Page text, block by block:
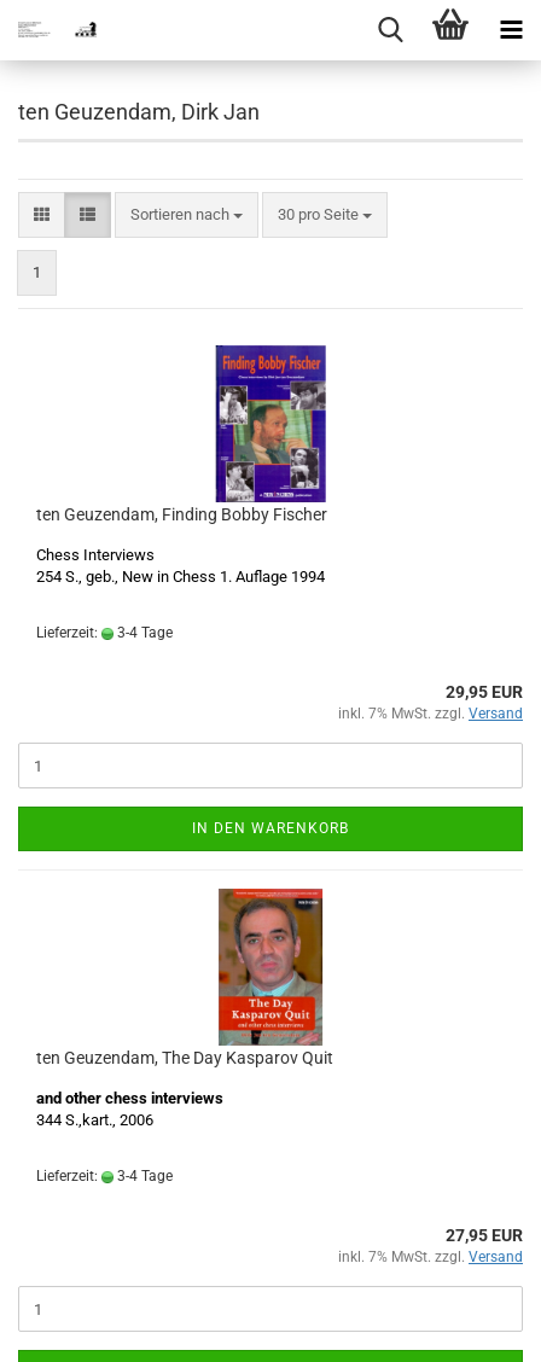
ten Geuzendam, Dirk Jan
Sortieren nach
Sortieren nach 30 pro Seite
pro Seite
1
ten Geuzendam, Finding Bobby Fischer
Chess Interviews
254 S., geb., New in Chess 1. Auflage 1994
Lieferzeit: 3-4 Tage
29,95 EUR
inkl. 7% MwSt. zzgl. Versand
IN DEN WARENKORB
ten Geuzendam, The Day Kasparov Quit
and other chess interviews
344 S.,kart., 2006
Lieferzeit: 3-4 Tage
27,95 EUR
inkl. 7% MwSt. zzgl. Versand